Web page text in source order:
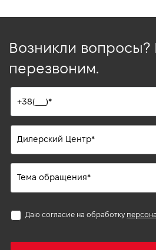
Возникли
перезвоним.
Даю согласие на обработку